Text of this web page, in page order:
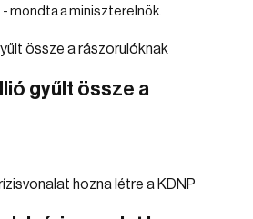
mondta a miniszterelnök.
gyűlt össze a